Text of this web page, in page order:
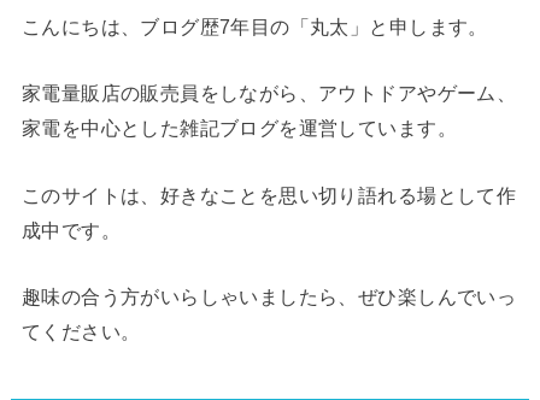
こんにちは、ブログ歴7年目の「丸太」と申します。
家電量販店の販売員をしながら、アウトドアやゲーム、
家電を中心とした雑記ブログを運営しています。
このサイトは、好きなことを思い切り語れる場として作
成中です。
趣味の合う方がいらしゃいましたら、ぜひ楽しんでいっ
てください。